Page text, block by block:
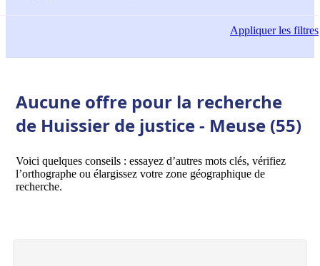
Appliquerles filtres
Aucune offre pour la recherche
de Huissier de justice - Meuse (55)
Voici quelques conseils : essayez d’autres mots clés, vérifiez
l’orthographe ou élargissez votre zone géographique de
recherche.